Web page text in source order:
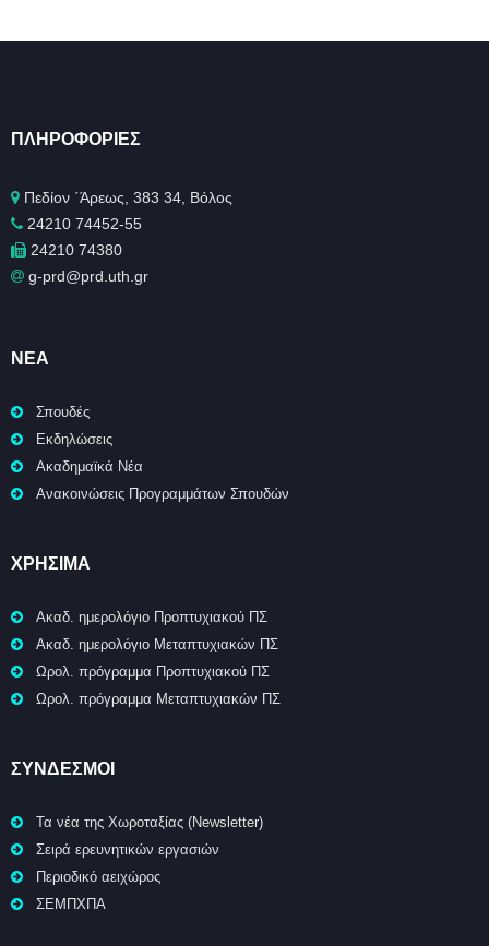
ΠΛΗΡΟΦΟΡΊΕΣ
Πεδίον ΄Άρεως, 383 34, Βόλος
24210 74452-55
24210 74380
g-prd@prd.uth.gr
ΝΈΑ
Σπουδές
Εκδηλώσεις
Ακαδημαϊκά Νέα
Ανακοινώσεις Προγραμμάτων Σπουδών
ΧΡΉΣΙΜΑ
Ακαδ. ημερολόγιο Προπτυχιακού ΠΣ
Ακαδ. ημερολόγιο Μεταπτυχιακών ΠΣ
Ωρολ. πρόγραμμα Προπτυχιακού ΠΣ
Ωρολ. πρόγραμμα Μεταπτυχιακών ΠΣ
ΣΥΝΔΕΣΜΟΙ
Τα νέα της Χωροταξίας (Newsletter)
Σειρά ερευνητικών εργασιών
Περιοδικό αειχώρος
ΣΕΜΠΧΠΑ